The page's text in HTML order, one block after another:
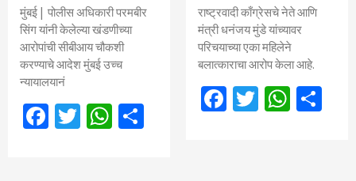
मुंबई | पोलीस अधिकारी परमबीर
सिंग यांनी केलेल्या खंडणीच्या
आरोपांची सीबीआय चौकशी
करण्याचे आदेश मुंबई उच्च
न्यायालयानं
Facebook
TwitterWhatsApp
Share
राष्ट्रवादी काँग्रेसचे नेते आणि
मंत्री धनंजय मुंडे यांच्यावर
परिचयाच्या एका महिलेने
बलात्काराचा आरोप केला आहे.
Facebook
Twitter